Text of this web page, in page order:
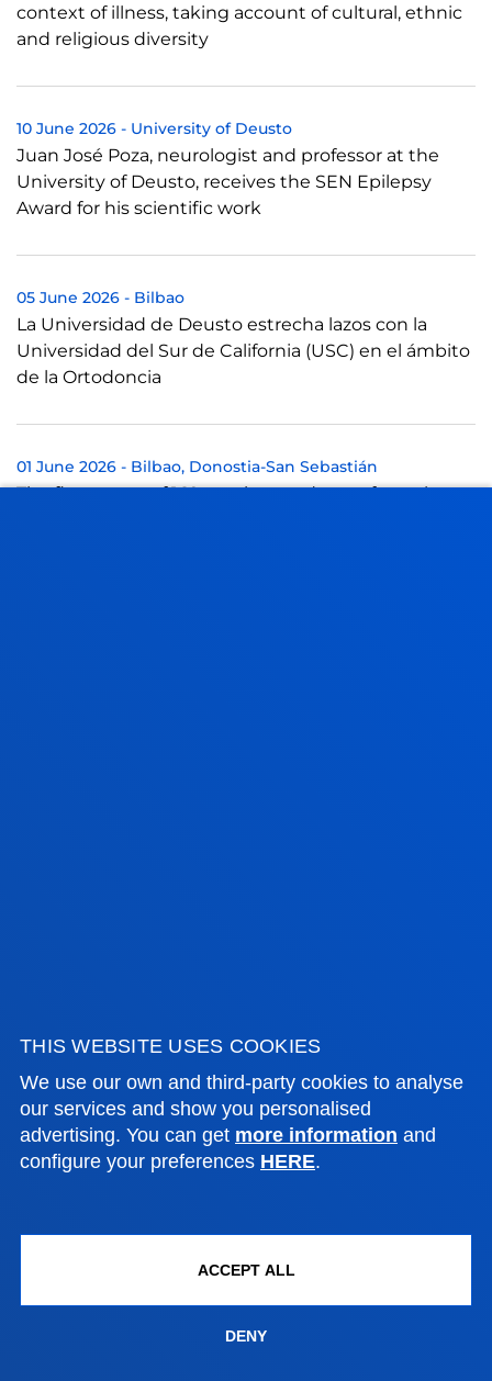
THIS WEBSITE USES COOKIES
We use our own and third-party cookies to analyse
our services and show you personalised
advertising. You can get more information and
configure your preferences HERE.
ACCEPT ALL
DENY
context of illness, taking account of cultural, ethnic
and religious diversity
10 June 2026 - University of Deusto
Juan José Poza, neurologist and professor at the
University of Deusto, receives the SEN Epilepsy
Award for his scientific work
05 June 2026 - Bilbao
La Universidad de Deusto estrecha lazos con la
Universidad del Sur de California (USC) en el ámbito
de la Ortodoncia
01 June 2026 - Bilbao Donostia-San Sebastián
The first group of 169 nursing graduates from the
+34 944 139 000
Contact us
San Sebastian campus
Location
Contact us